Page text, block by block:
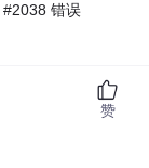
错误
赞